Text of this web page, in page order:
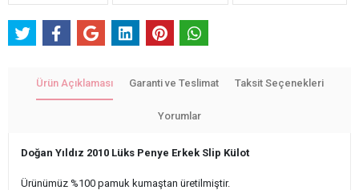
Ürün Açıklaması Garanti ve Teslimat Taksit Seçenekleri
Yorumlar
Doğan Yıldız 2010 Lüks Penye Erkek Slip Külot
Ürünümüz %100 pamuk kumaştan üretilmiştir.